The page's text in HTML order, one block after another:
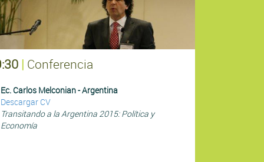
| Conferencia
Ec. Carlos Melconian - Argentina
Descargar CV
Transitando a la Argentina 2015: Política y
Economía